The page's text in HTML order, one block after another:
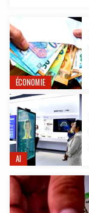
ÉCONOMIE
AI